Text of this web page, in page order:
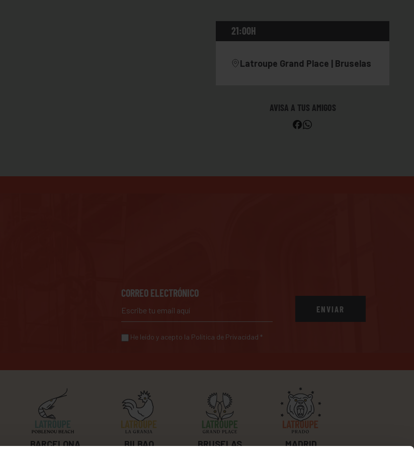
21:00H
Latroupe Grand Place | Bruselas
AVISA A TUS AMIGOS
CORREO ELECTRÓNICO
ENVIAR
He leído y acepto la Política de Privacidad *
BARCELONA BILBAO BRUSELAS MADRID